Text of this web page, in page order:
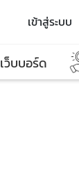
เข้าสู่ระบบ
เว็บบอร์ด